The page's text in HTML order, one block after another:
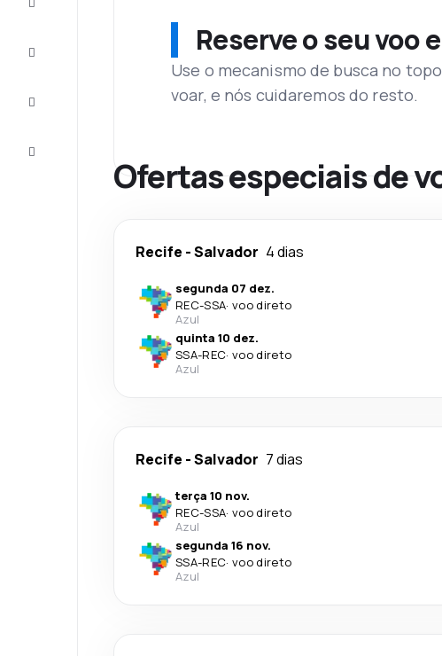
Reserve o seu voo
Use o mecanismo de busca no
voar, e nós cuidaremos do resto.
Ofertas especiais de
Recife -Salvador 4 dias
segunda 07 dez.
REC-SSA· voo direto
Azul
quinta 10 dez.
SSA-REC· voo direto
Azul
Recife -Salvador 7 dias
terça 10 nov.
REC-SSA· voo direto
Azul
segunda 16 nov.
SSA-REC· voo direto
Azul